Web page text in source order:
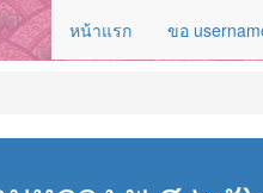
หน้าแรก ขอ